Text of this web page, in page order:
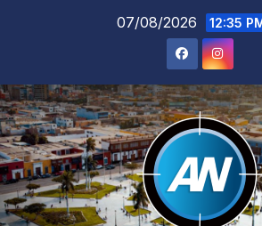
07/08/2026 12:35